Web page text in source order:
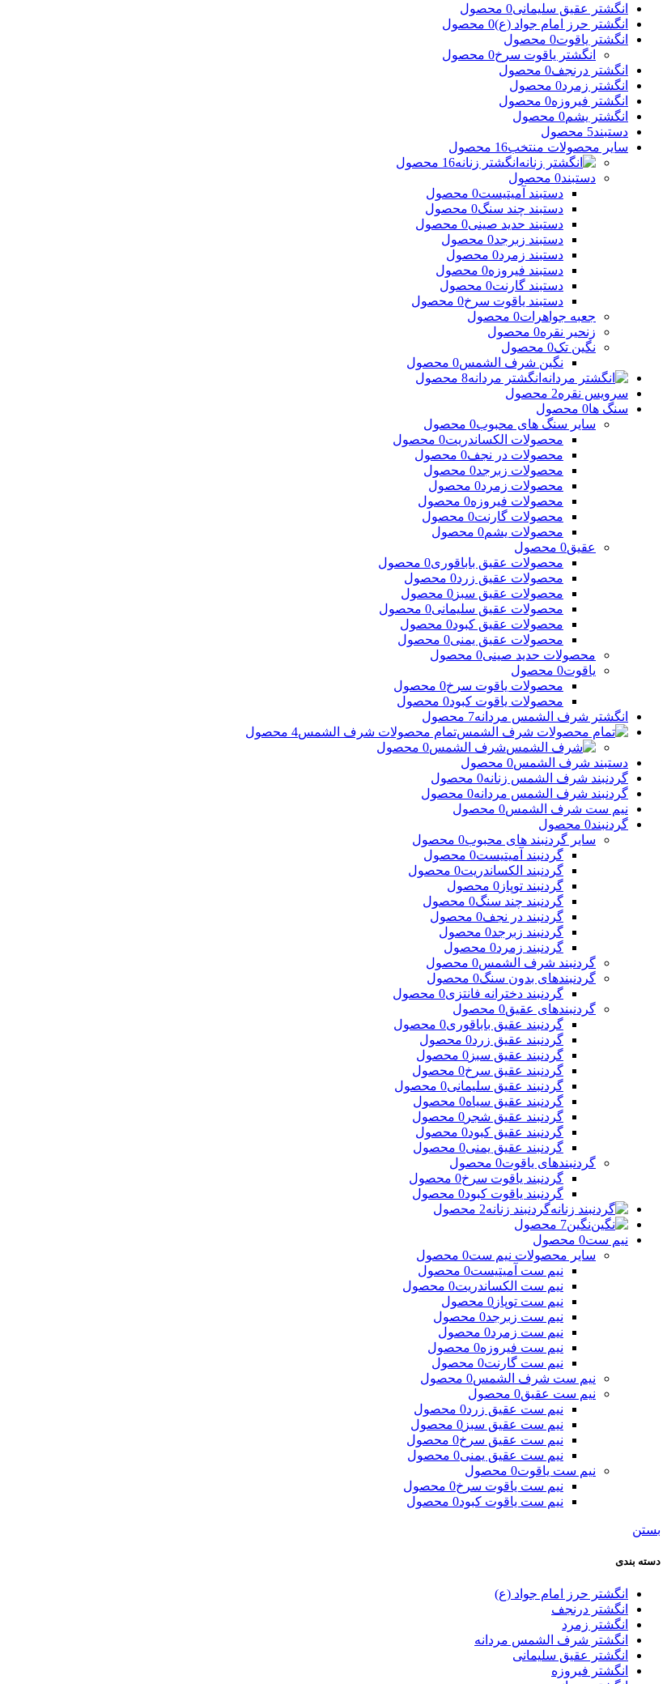
انگشتر عقیق سلیمانی0 محصول
انگشتر حرز امام جواد (ع)0 محصول
انگشتر یاقوت0 محصول
انگشتر یاقوت سرخ0 محصول
انگشتر درنجف0 محصول
انگشتر زمرد0 محصول
انگشتر فیروزه0 محصول
انگشتر یشم0 محصول
دستبند5 محصول
سایر محصولات منتخب16 محصول
انگشتر زنانه16 محصول
دستبند0 محصول
دستبند آمیتیست0 محصول
دستبند چند سنگ0 محصول
دستبند حدید صینی0 محصول
دستبند زبرجد0 محصول
دستبند زمرد0 محصول
دستبند فیروزه0 محصول
دستبند گارنت0 محصول
دستبند یاقوت سرخ0 محصول
جعبه جواهرات0 محصول
زنحیر نقره0 محصول
نگین تک0 محصول
نگین شرف الشمس0 محصول
انگشتر مردانه8 محصول
سرویس نقره2 محصول
سنگ ها0 محصول
سایر سنگ های محبوب0 محصول
محصولات الکساندریت0 محصول
محصولات در نجف0 محصول
محصولات زبرجد0 محصول
محصولات زمرد0 محصول
محصولات فیروزه0 محصول
محصولات گارنت0 محصول
محصولات یشم0 محصول
عقیق0 محصول
محصولات عقیق باباقوری0 محصول
محصولات عقیق زرد0 محصول
محصولات عقیق سبز 0 محصول
محصولات عقیق سلیمانی0 محصول
محصولات عقیق کبود0 محصول
محصولات عقیق یمنی0 محصول
محصولات حدید صینی0 محصول
یاقوت0 محصول
محصولات یاقوت سرخ0 محصول
محصولات یاقوت کبود0 محصول
انگشتر شرف الشمس مردانه7 محصول
تمام محصولات شرف الشمس4 محصول
شرف الشمس0 محصول
دستبند شرف الشمس0 محصول
گردنبند شرف الشمس زنانه0 محصول
گردنبند شرف الشمس مردانه0 محصول
نیم ست شرف الشمس0 محصول
گردنبند0 محصول
سایر گردنبند های محبوب0 محصول
گردنبند آمیتیست0 محصول
گردنبند الکساندریت0 محصول
گردنبند توپاز 0 محصول
گردنبند چند سنگ0 محصول
گردنبند در نجف0 محصول
گردنبند زبرجد0 محصول
گردنبند زمرد0 محصول
گردنبند شرف الشمس0 محصول
گردنبندهای بدون سنگ0 محصول
گردنبند دخترانه فانتزی0 محصول
گردنبندهای عقیق0 محصول
گردنبند عقیق باباقوری0 محصول
گردنبند عقیق زرد0 محصول
گردنبند عقیق سبز 0 محصول
گردنبند عقیق سرخ0 محصول
گردنبند عقیق سلیمانی0 محصول
گردنبند عقیق سیاه0 محصول
گردنبند عقیق شجر 0 محصول
گردنبند عقیق کبود0 محصول
گردنبند عقیق یمنی0 محصول
گردنبندهای یاقوت0 محصول
گردنبند یاقوت سرخ0 محصول
گردنبند یاقوت کبود0 محصول
گردنبند زنانه2 محصول
نگین7 محصول
نیم ست0 محصول
سایر محصولات نیم ست0 محصول
نیم ست آمیتیست0 محصول
نیم ست الکساندریت0 محصول
نیم ست توپاز 0 محصول
نیم ست زبرجد0 محصول
نیم ست زمرد0 محصول
نیم ست فیروزه0 محصول
نیم ست گارنت0 محصول
نیم ست شرف الشمس0 محصول
نیم ست عقیق0 محصول
نیم ست عقیق زرد0 محصول
نیم ست عقیق سبز 0 محصول
نیم ست عقیق سرخ0 محصول
نیم ست عقیق یمنی0 محصول
نیم ست یاقوت0 محصول
نیم ست یاقوت سرخ0 محصول
نیم ست یاقوت کبود0 محصول
بستن
دسته بندی
انگشتر حرز امام جواد (ع)
انگشتر درنجف
انگشتر زمرد
انگشتر شرف الشمس مردانه
انگشتر عقیق سلیمانی
انگشتر فیروزه